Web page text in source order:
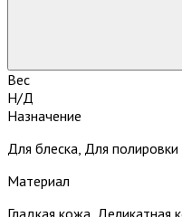
Вес
Н/Д
Назначение
Для блеска, Для полировки
Материал
Гладкая кожа, Деликатная